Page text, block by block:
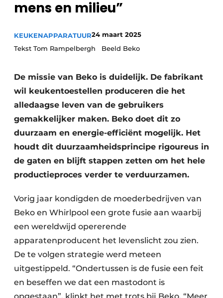
Privacy / Cookie statement
Video’s
mens en milieu”
KEUKENAPPARATUUR24 maart 2025
Tekst Tom Rampelbergh Beeld Beko
De missie van Beko is duidelijk. De fabrikant
wil keukentoestellen produceren die het
alledaagse leven van de gebruikers
gemakkelijker maken. Beko doet dit zo
duurzaam en energie-efficiënt mogelijk. Het
houdt dit duurzaamheidsprincipe rigoureus in
de gaten en blijft stappen zetten om het hele
productieproces verder te verduurzamen.
Vorig jaar kondigden de moederbedrijven van
Beko en Whirlpool een grote fusie aan waarbij
een wereldwijd opererende
apparatenproducent het levenslicht zou zien.
De te volgen strategie werd meteen
uitgestippeld. “Ondertussen is de fusie een feit
en beseffen we dat een mastodont is